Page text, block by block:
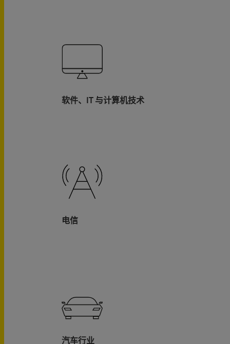
软件、IT 与计算机技术
电信
汽车行业